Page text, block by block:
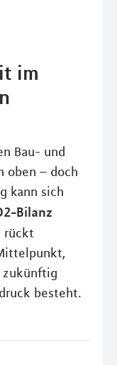
im
Bau- und
oben – doch
kann sich
Bilanz
rückt
zukünftig
besteht.